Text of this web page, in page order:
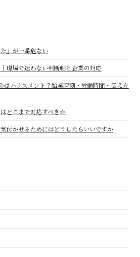
』が一番危ない
現場で迷わない判断軸と企業の対応
はハラスメント？始業時刻・労働時間・伝え方
どこまで対応すべきか
付かせるためにはどうしたらいいですか